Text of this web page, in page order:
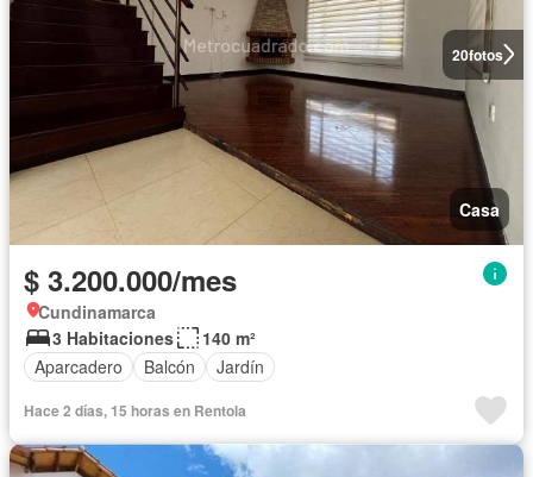
20fotos
Casa
$ 3.200.000/mes
Cundinamarca
3 Habitaciones
140 m²
Aparcadero
Balcón Jardín
Hace 2 días, 15 horas en Rentola